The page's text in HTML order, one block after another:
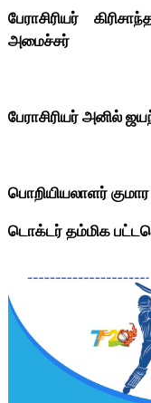
பேராசிரியர்
அமைச்சர்
பேராசிரியர்
பொறியியலாளர்
டொக்டர் தம்மிக